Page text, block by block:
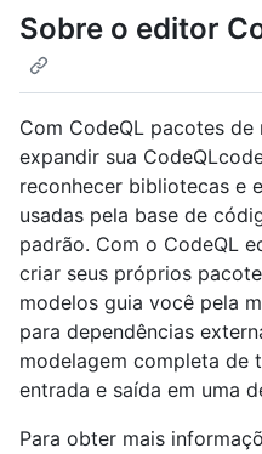
Sobre o editor
Com CodeQL pacotes
expandir sua
reconhecer bibliotecas e
usadas pela base de
padrão. Com o CodeQL
criar seus próprios
modelos guia você pela
para dependências
modelagem completa de
entrada e saída em uma
Para obter mais